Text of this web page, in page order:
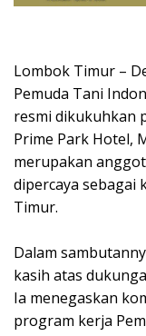
Lombok Timur –
Pemuda Tani
resmi dikukuhkan
Prime Park Hotel,
merupakan
dipercaya sebagai
Timur.
Dalam
kasih atas
Ia menegaskan
program kerja